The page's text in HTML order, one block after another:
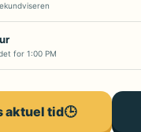
for 1:00 PM
aktuel tid🕒